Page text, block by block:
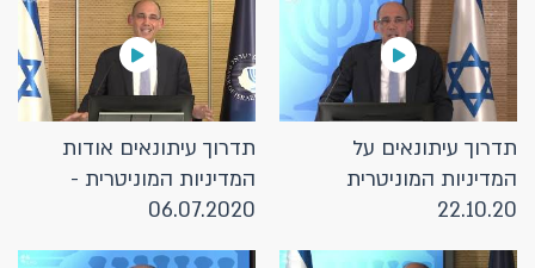
תדרוך עיתונאים על
המדיניות המוניטרית
22.10.20
תדרוך עיתונאים אודות
המדיניות המוניטרית -
06.07.2020